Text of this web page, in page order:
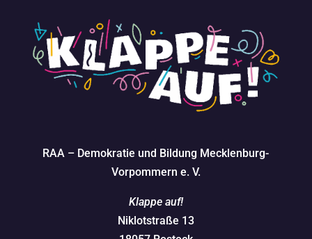
RAA – Demokratie und Bildung Mecklenburg-
Vorpommern e. V.
Klappe auf!
Niklotstraße 13